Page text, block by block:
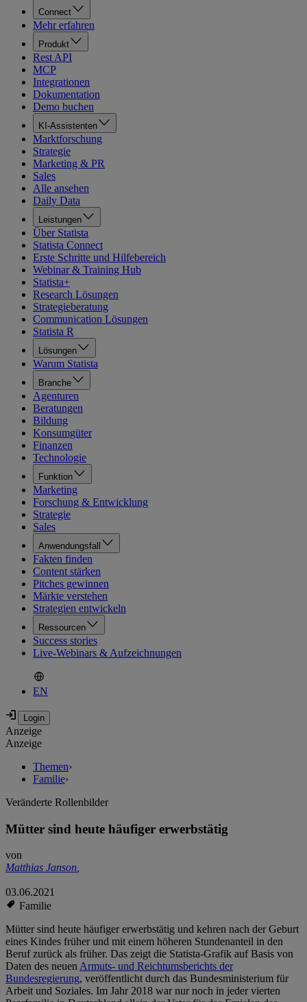
Connect
Mehr erfahren
Produkt
Rest API
MCP
Integrationen
Dokumentation
Demo buchen
KI-Assistenten
Marktforschung
Strategie
Marketing & PR
Sales
Alle ansehen
Daily Data
Leistungen
Über Statista
Statista Connect
Erste Schritte und Hilfebereich
Webinar & Training Hub
Statista+
Research Lösungen
Strategieberatung
Communication Lösungen
Statista R
Lösungen
Warum Statista
Branche
Agenturen
Beratungen
Bildung
Konsumgüter
Finanzen
Technologie
Funktion
Marketing
Forschung & Entwicklung
Strategie
Sales
Anwendungsfall
Fakten finden
Content stärken
Pitches gewinnen
Märkte verstehen
Strategien entwickeln
Ressourcen
Success stories
Live-Webinars & Aufzeichnungen
EN
Anzeige
Anzeige
Themen›
Familie›
Veränderte Rollenbilder
Mütter sind heute häufiger erwerbstätig
von
Matthias Janson,
03.06.2021
Familie
Mütter sind heute häufiger erwerbstätig und kehren nach der Geburt
eines Kindes früher und mit einem höheren Stundenanteil in den
Beruf zurück als früher. Das zeigt die Statista-Grafik auf Basis von
Daten des neuenArmuts- und Reichtumsberichts der
Bundesregierung, veröffentlicht durch das Bundesministerium für
Arbeit und Soziales. Im Jahr 2018 war nur noch in jeder vierten